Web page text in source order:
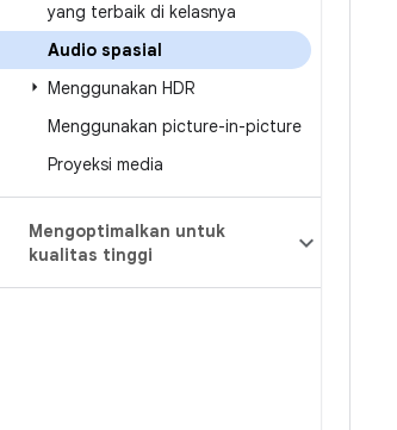
yang terbaik di kelasnya
Audio spasial
Menggunakan HDR
Menggunakan picture-in-picture
Proyeksi media
Mengoptimalkan untuk
kualitas tinggi